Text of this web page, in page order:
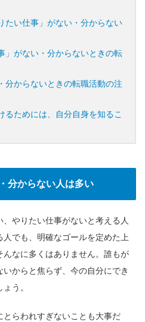
たい仕事」がない・分からない
」がない・分からないときの転
分からないときの転職活動の注
るためには、自分自身を知るこ
分からない人は多い
やりたい仕事がないと考える人
でも、明確なゴールを定めた上
なに多くはありません。誰もが
からと焦らず、今の自分にでき
う。
らわれすぎないことも大事だ